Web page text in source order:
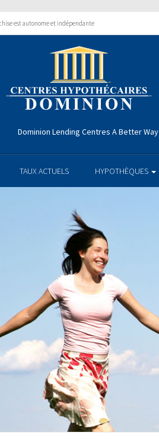
est autonome et indépendante
Dominion Lending Centres A Better Way
TAUX ACTUELS HYPOTHÈQUES